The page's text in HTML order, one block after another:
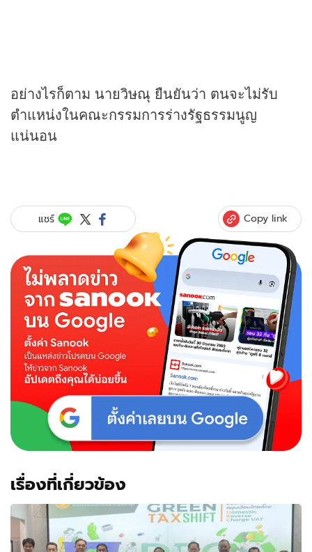
อย่างไรก็ตาม นายวิษณุ ยืนยันว่า ตนจะไม่รับ
ตำแหน่งในคณะกรรมการร่างรัฐธรรมนูญ
แน่นอน
แชร์ Copy link
เรื่องที่เกี่ยวข้อง